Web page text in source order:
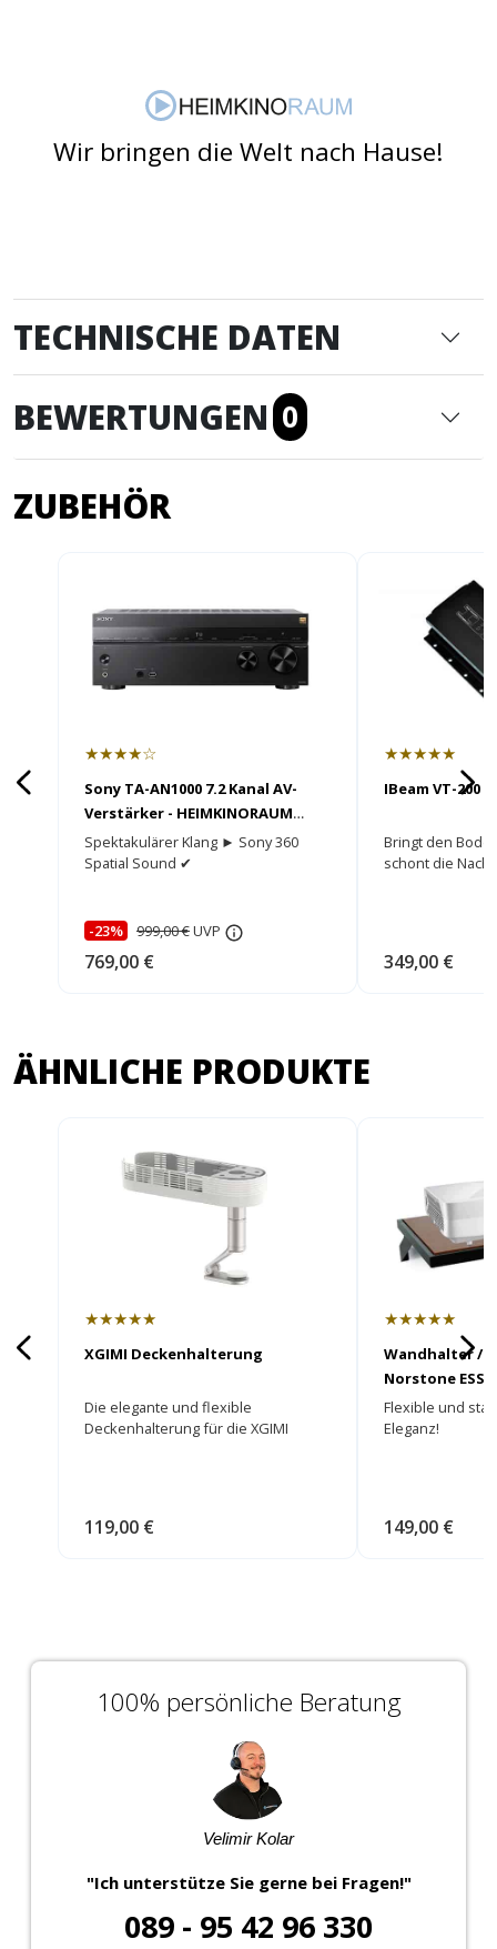
Wir bringen die Welt nach Hause!
TECHNISCHE DATEN
BEWERTUNGEN 0
ZUBEHÖR
★★★★☆
Sony TA-AN1000 7.2 Kanal AV-
Verstärker - HEIMKINORAUM
Edition
Spektakulärer Klang ► Sony 360
Spatial Sound ✔
-23% 999,00 €UVP
769,00 €
★★★★★
IBeam VT-200
Bringt den
schont die
349,00 €
ÄHNLICHE PRODUKTE
★★★★★
XGIMI Deckenhalterung
Die elegante und flexible
Deckenhalterung für die XGIMI
119,00 €
★★★★★
Wandhalter /
Norstone ESSE
Flexible und
Eleganz!
149,00 €
100% persönliche Beratung
Velimir Kolar
"Ich unterstütze Sie gerne bei Fragen!"
089 - 95 42 96 330